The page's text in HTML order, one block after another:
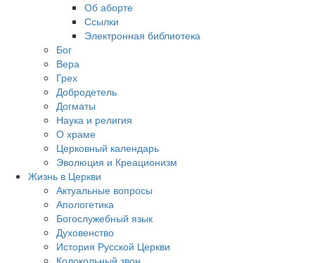
Об аборте
Ссылки
Электронная библиотека
Бог
Вера
Грех
Добродетель
Догматы
Наука и религия
О храме
Церковный календарь
Эволюция и Креационизм
Жизнь в Церкви
Актуальные вопросы
Апологетика
Богослужебный язык
Духовенство
История Русской Церкви
Колокольный звон